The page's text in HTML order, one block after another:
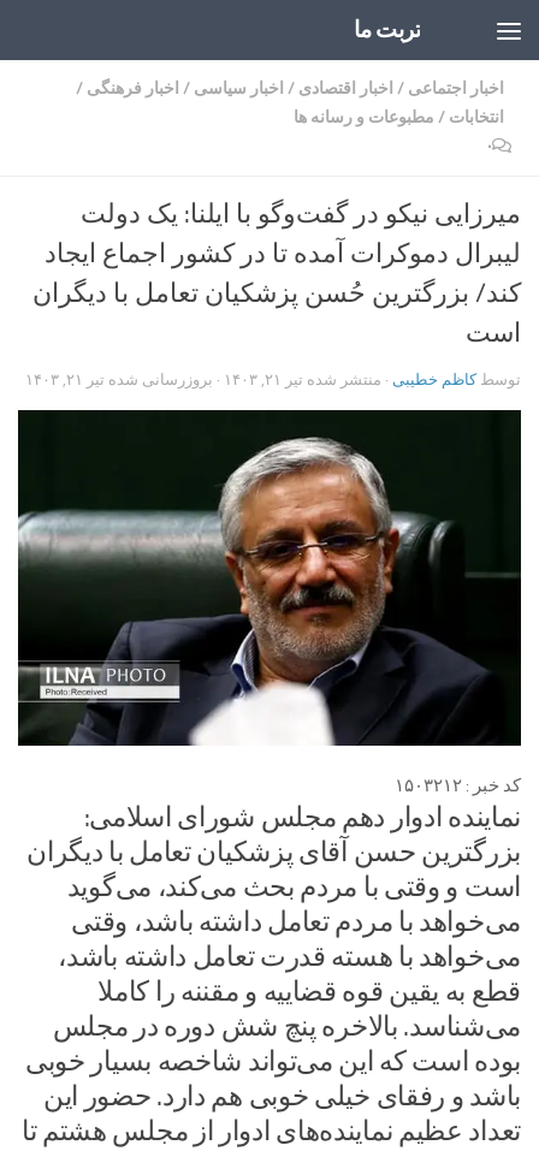
تربت ما
اخبار اجتماعی / اخبار اقتصادی / اخبار سیاسی / اخبار فرهنگی /
انتخابات / مطبوعات و رسانه ها
۰
میرزایی نیکو در گفت‌وگو با ایلنا: یک دولت
لیبرال دموکرات آمده تا در کشور اجماع ایجاد
کند/ بزرگترین حُسن پزشکیان تعامل با دیگران
است
توسطکاظم خطیبی · منتشر شده تیر ۲۱, ۱۴۰۳ · بروزرسانی شده تیر ۲۱, ۱۴۰۳
کد خبر : ۱۵۰۳۲۱۲
نماینده ادوار دهم مجلس شورای اسلامی:
بزرگترین حسن آقای پزشکیان تعامل با دیگران
است و وقتی با مردم بحث می‌کند، می‌گوید
می‌خواهد با مردم تعامل داشته باشد، وقتی
می‌خواهد با هسته قدرت تعامل داشته باشد،
قطع به یقین قوه قضاییه و مقننه را کاملا
می‌شناسد. بالاخره پنچ شش دوره در مجلس
بوده است که این می‌تواند شاخصه بسیار خوبی
باشد و رفقای خیلی خوبی هم دارد. حضور این
تعداد عظیم نماینده‌های ادوار از مجلس هشتم تا